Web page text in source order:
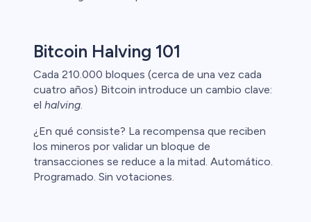
Bitcoin Halving 101
Cada 210.000 bloques (cerca de una vez cada
cuatro años) Bitcoin introduce un cambio clave:
el halving.
¿En qué consiste? La recompensa que reciben
los mineros por validar un bloque de
transacciones se reduce a la mitad. Automático.
Programado. Sin votaciones.